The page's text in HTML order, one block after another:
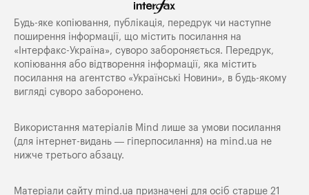
Будь-яке копiювання, публiкацiя, передрук чи наступне
поширення iнформацiї, що мiстить посилання на
«Iнтерфакс-Україна», суворо забороняється. Передрук,
копіювання або відтворення інформації, яка містить
посилання на агентство «Українські Новини», в будь-якому
вигляді суворо заборонено.
Використання матеріалів Mind лише за умови посилання
(для інтернет-видань — гіперпосилання) на mind.ua не
нижче третього абзацу.
Матеріали сайту mind.ua призначені для осіб старше 21